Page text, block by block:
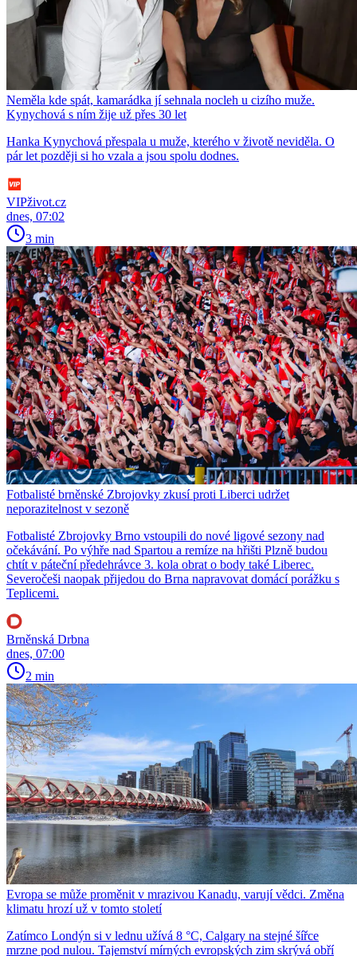
Neměla kde spát, kamarádka jí sehnala nocleh u cizího muže.
Kynychová s ním žije už přes 30 let
Hanka Kynychová přespala u muže, kterého v životě neviděla. O
pár let později si ho vzala a jsou spolu dodnes.
VIPživot.cz
dnes, 07:02
3 min
Fotbalisté brněnské Zbrojovky zkusí proti Liberci udržet
neporazitelnost v sezoně
Fotbalisté Zbrojovky Brno vstoupili do nové ligové sezony nad
očekávání. Po výhře nad Spartou a remíze na hřišti Plzně budou
chtít v páteční předehrávce 3. kola obrat o body také Liberec.
Severočeši naopak přijedou do Brna napravovat domácí porážku s
Teplicemi.
Brněnská Drbna
dnes, 07:00
2 min
Evropa se může proměnit v mrazivou Kanadu, varují vědci. Změna
klimatu hrozí už v tomto století
Zatímco Londýn si v lednu užívá 8 °C, Calgary na stejné šířce
mrzne pod nulou. Tajemství mírných evropských zim skrývá obří